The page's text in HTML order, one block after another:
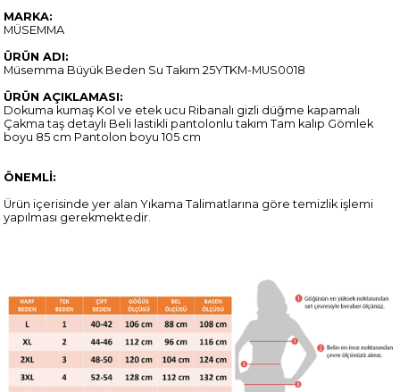
MARKA:
MÜSEMMA
ÜRÜN ADI:
Müsemma Büyük Beden Su Takım 25YTKM-MUS0018
ÜRÜN AÇIKLAMASI:
Dokuma kumaş Kol ve etek ucu Ribanalı gizli düğme kapamalı
Çakma taş detaylı Beli lastikli pantolonlu takım Tam kalıp Gömlek
boyu 85 cm Pantolon boyu 105 cm
ÖNEMLİ:
Ürün içerisinde yer alan Yıkama Talimatlarına göre temizlik işlemi
yapılması gerekmektedir.